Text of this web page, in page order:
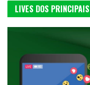
LIVES DOS